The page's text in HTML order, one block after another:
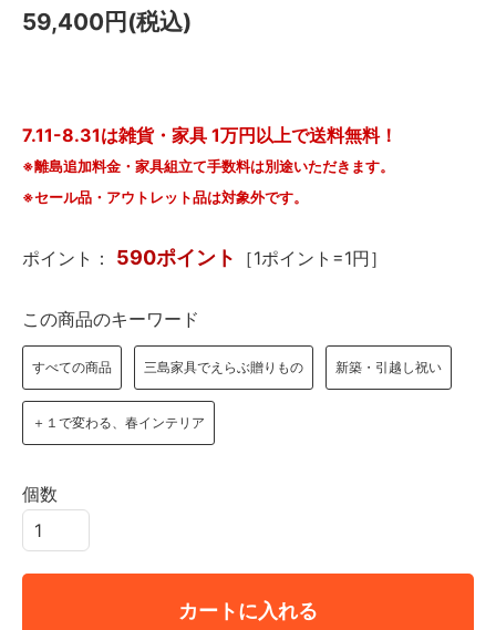
59,400円(税込)
7.11-8.31は雑貨・家具 1万円以上で送料無料！
※離島追加料金・家具組立て手数料は別途いただきます。
※セール品・アウトレット品は対象外です。
ポイント： 590ポイント ［1ポイント=1円］
この商品のキーワード
すべての商品 三島家具でえらぶ贈りもの 新築・引越し祝い
＋１で変わる、春インテリア
個数
カートに入れる